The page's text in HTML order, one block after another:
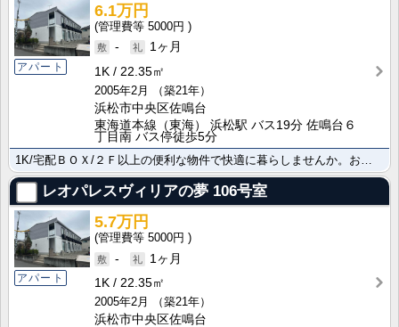
アパート
6.1万円
5000円
-
1ヶ月
1K
22.35㎡
2005年2月
（築21年）
浜松市中央区佐鳴台
東海道本線（東海） 浜松駅 バス19分 佐鳴台６
丁目南 バス停徒歩5分
レオパレスヴィリアの夢 106号室
アパート
5.7万円
5000円
-
1ヶ月
1K
22.35㎡
2005年2月
（築21年）
浜松市中央区佐鳴台